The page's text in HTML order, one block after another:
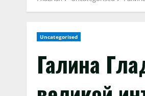
Uncategorised
Галина